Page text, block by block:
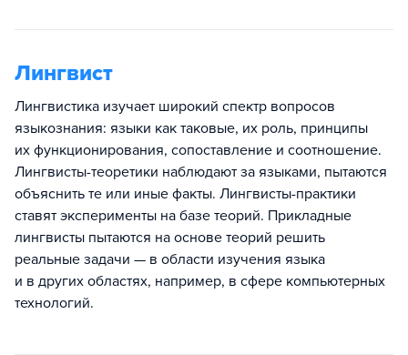
Лингвист
Лингвистика изучает широкий спектр вопросов
языкознания: языки как таковые, их роль, принципы
их функционирования, сопоставление и соотношение.
Лингвисты-теоретики наблюдают за языками, пытаются
объяснить те или иные факты. Лингвисты-практики
ставят эксперименты на базе теорий. Прикладные
лингвисты пытаются на основе теорий решить
реальные задачи — в области изучения языка
и в других областях, например, в сфере компьютерных
технологий.